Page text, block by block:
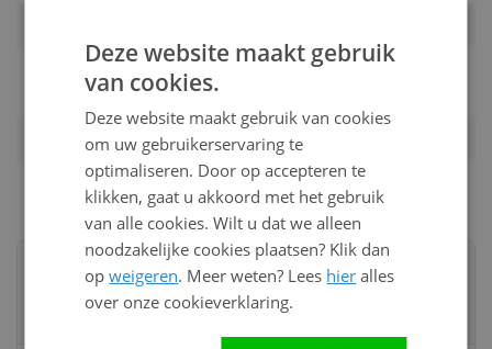
Op aanvraag per e-mail, telefoon of
offerte
Gewicht 15.00 kg
Advies nodig?
Neem contact op met een van onze
Deze website maakt gebruik
van cookies.
Deze website maakt gebruik van cookies
om uw gebruikerservaring te
optimaliseren. Door op accepteren te
klikken, gaat u akkoord met het gebruik
van alle cookies. Wilt u dat we alleen
noodzakelijke cookies plaatsen? Klik dan
opweigeren. Meer weten? Lees hier alles
over onze cookieverklaring.